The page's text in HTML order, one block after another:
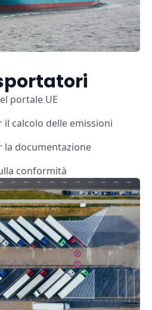
portale UE
il calcolo delle emissioni
la documentazione
conformità